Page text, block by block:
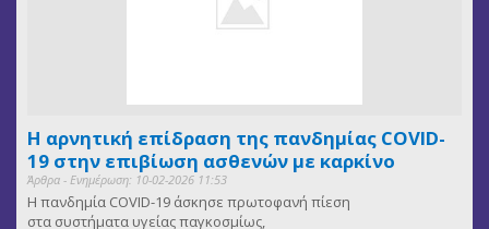
Η αρνητική επίδραση της πανδημίας COVID-
19 στην επιβίωση ασθενών με καρκίνο
Άρθρα - Ενημέρωση: 10-02-2026 11:53
Η πανδημία COVID-19 άσκησε πρωτοφανή πίεση
στα συστήματα υγείας παγκοσμίως,